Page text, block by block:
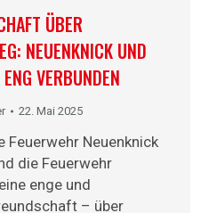
ÜBER
NEUENKNICK UND
VERBUNDEN
22. Mai 2025
Feuerwehr Neuenknick
die Feuerwehr
enge und
– über